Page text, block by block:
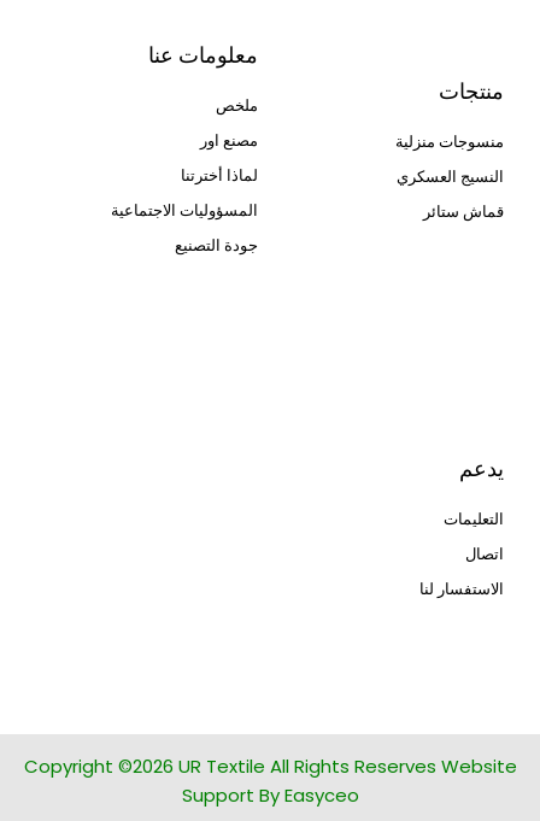
منتجات
منسوجات منزلية
النسيج العسكري
قماش ستائر
معلومات عنا
ملخص
مصنع اور
لماذا أخترتنا
المسؤوليات الاجتماعية
جودة التصنيع
يدعم
التعليمات
اتصال
الاستفسار لنا
Copyright ©2026 UR Textile All Rights Reserves Website
Support By Easyceo